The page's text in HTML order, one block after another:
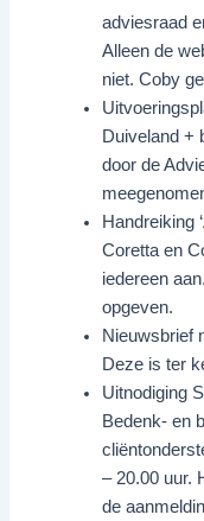
adviesraad
Alleen de
niet. Coby
Duiveland +
door de
Handreiking
Coretta en
iedereen
opgeven.
Nieuwsbrief
Deze is ter
Uitnodiging
Bedenk- en
– 20.00 uur.
de